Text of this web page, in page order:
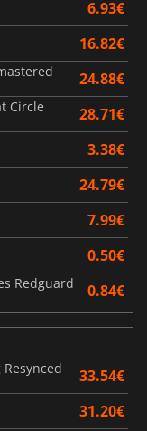
6.93€
16.82€
24.88€
Circle 28.71€
3.38€
24.79€
7.99€
0.50€
Redguard 0.84€
33.54€
31.20€